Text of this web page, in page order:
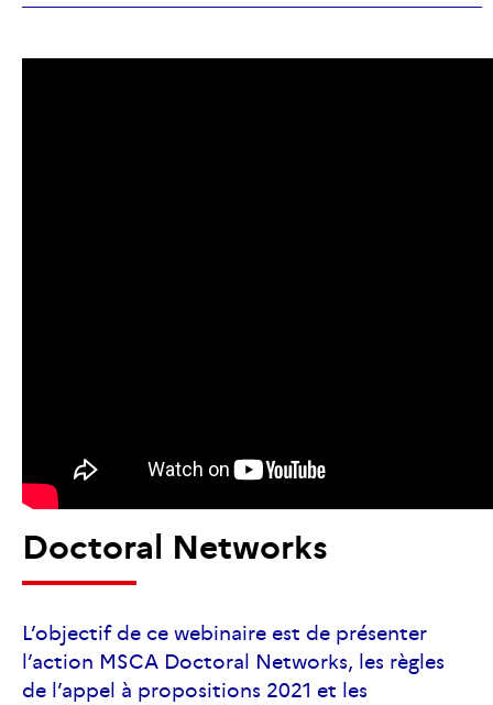
Doctoral Networks
L’objectif de ce webinaire est de présenter
l’action MSCA Doctoral Networks, les règles
de l’appel à propositions 2021 et les